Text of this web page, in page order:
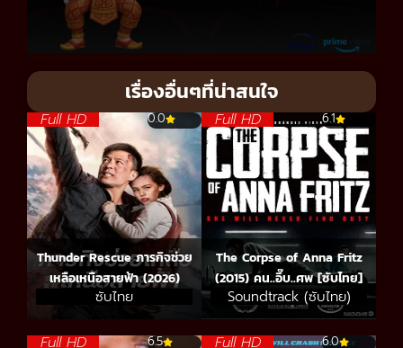
เรื่องอื่นๆที่น่าสนใจ
Full HD 0.0
Thunder Rescue ภารกิจช่วย
เหลือเหนือสายฟ้า (2026)
ซับไทย
Full HD 6.1
The Corpse of Anna Fritz
(2015) คน..อึ๊บ..ศพ [ซับไทย]
Soundtrack (ซับไทย)
Full HD 6.5 Full HD 6.0